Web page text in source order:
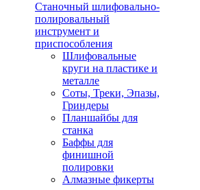
Станочный шлифовально-
полировальный
инструмент и
приспособления
Шлифовальные
круги на пластике и
металле
Соты, Треки, Эпазы,
Гриндеры
Планшайбы для
станка
Баффы для
финишной
полировки
Алмазные фикерты